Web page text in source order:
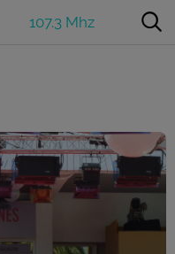
107.3 Mhz